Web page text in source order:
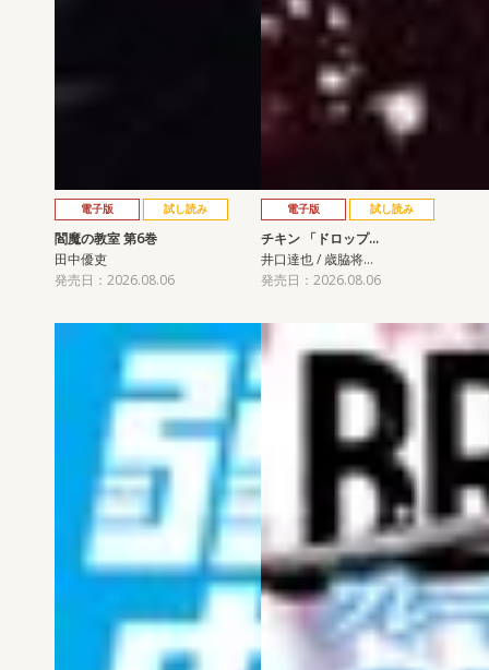
電子版 試し読み
閻魔の教室 第6巻
田中優吏
発売日：2026.08.06
電子版 試し読み
チキン 「ドロップ…
井口達也 / 歳脇将…
発売日：2026.08.06